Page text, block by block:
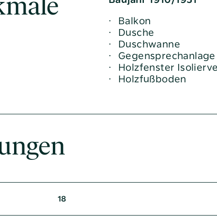
Balkon
Dusche
Duschwanne
Gegensprechanlage
Holzfenster
Holzfußboden
18